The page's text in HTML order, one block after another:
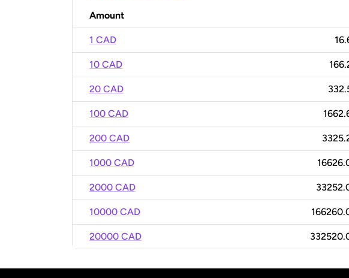
Amount
1 CAD
10 CAD
20 CAD
100 CAD
200 CAD
1000 CAD
2000 CAD
10000 CAD
20000 CAD